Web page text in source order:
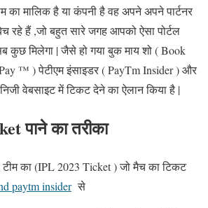
का मालिक है या कंपनी है वह अपने अपने पार्टनर
रहे हैं ,जो बहुत सारे जगह आपको ऐसा पोर्टल
कुछ मिलेगा | जैसे हो गया बुक माय शो ( Book
™ ) पेटीएम इंसाइडर ( PayTm Insider ) और
वेबसाइट में टिकट देने का ऐलान किया है |
पाने का तरीका
का (IPL 2023 Ticket ) जो मैच का टिकट
paytm insiderसे